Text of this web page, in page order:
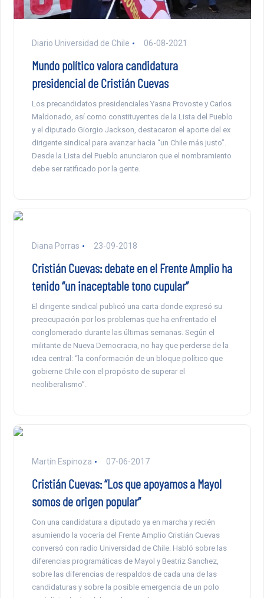
Diario Universidad de Chile 06-08-2021
Mundo político valora candidatura
presidencial de Cristián Cuevas
Los precandidatos presidenciales Yasna Provoste y Carlos
Maldonado, así como constituyentes de la Lista del Pueblo
y el diputado Giorgio Jackson, destacaron el aporte del ex
dirigente sindical para avanzar hacia “un Chile más justo”.
Desde la Lista del Pueblo anunciaron que el nombramiento
debe ser ratificado por la gente.
Diana Porras 23-09-2018
Cristián Cuevas: debate en el Frente Amplio ha
tenido “un inaceptable tono cupular”
El dirigente sindical publicó una carta donde expresó su
preocupación por los problemas que ha enfrentado el
conglomerado durante las últimas semanas. Según el
militante de Nueva Democracia, no hay que perderse de la
idea central: “la conformación de un bloque político que
gobierne Chile con el propósito de superar el
neoliberalismo”.
Martín Espinoza 07-06-2017
Cristián Cuevas: “Los que apoyamos a Mayol
somos de origen popular”
Con una candidatura a diputado ya en marcha y recién
asumiendo la vocería del Frente Amplio Cristián Cuevas
conversó con radio Universidad de Chile. Habló sobre las
diferencias programáticas de Mayol y Beatriz Sanchez,
sobre las diferencias de respaldos de cada una de las
candidaturas y sobre la posible emergencia de un polo